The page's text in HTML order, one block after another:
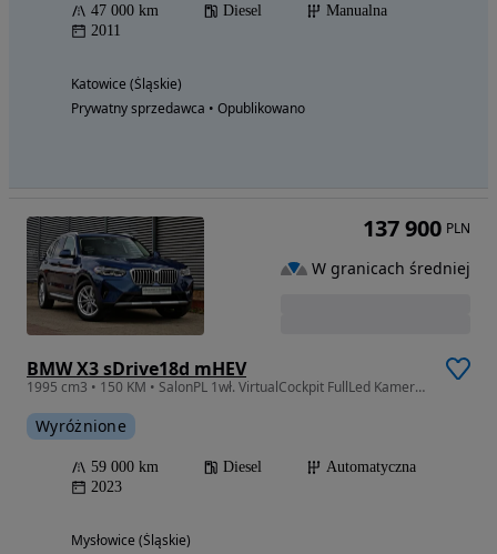
47 000 km Diesel
Manualna
2011
Katowice (Śląskie)
Prywatny sprzedawca • Opublikowano
BMW X3 sDrive18d mHEV
1995 cm3 • 150 KM • SalonPL 1wł. VirtualCockpit FullLed Kamera Navi AppleCar ASO Vat23%
Wyróżnione
59 000 km Diesel
Automatyczna
2023
Mysłowice (Śląskie)
137 900 PLN
W granicach średniej